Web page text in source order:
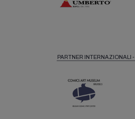
PARTNER INTERNAZIONALI